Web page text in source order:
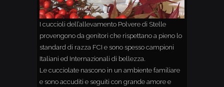
I cuccioli dell’allevamento Polvere di Stelle
provengono da genitori che rispettano a pieno lo
standard di razza FCI e sono spesso campioni
Italiani ed Internazionali di bellezza.
Le cucciolate nascono in un ambiente familiare
e sono accuditi e seguiti con grande amore e